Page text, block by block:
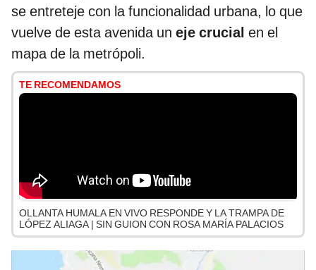
se entreteje con la funcionalidad urbana, lo que
vuelve de esta avenida un eje crucial en el
mapa de la metrópoli.
TE RECOMENDAMOS
OLLANTA HUMALA EN VIVO RESPONDE Y LA TRAMPA DE
LÓPEZ ALIAGA | SIN GUION CON ROSA MARÍA PALACIOS